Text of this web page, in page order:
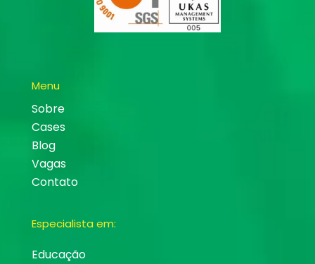
Menu
Sobre
Cases
Blog
Vagas
Contato
Especialista em:
Educação